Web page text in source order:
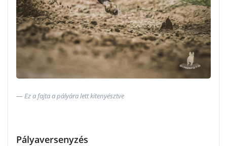
Ez a fajta a pályára lett kitenyésztve
Pályaversenyzés